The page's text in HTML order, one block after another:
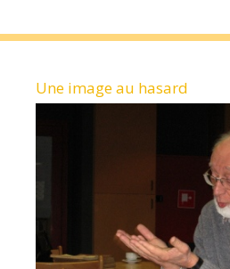
Une image au hasard